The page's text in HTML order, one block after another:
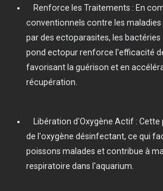
Renforce les Traitements : En
conventionnels contre les maladies
par des ectoparasites, les
pond ectopur renforce l'efficacité
favorisant la guérison et en
récupération.
Libération d'Oxygène Actif : Cette
de l'oxygène désinfectant, ce qui
poissons malades et contribue à
respiratoire dans l'aquarium.